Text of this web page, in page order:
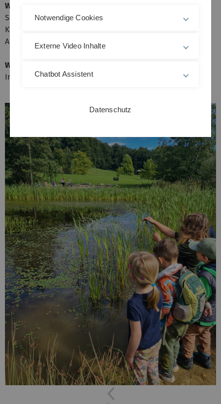
Was erwartet euch?
Spannende Entdeckungstouren
Kreative Bastelaktionen
Abenteuer im Grünen
Wo?
Im Botanischen Garten der Universität Ulm
Previous
Notwendige Cookies
Externe Video Inhalte
Chatbot Assistent
Datenschutz